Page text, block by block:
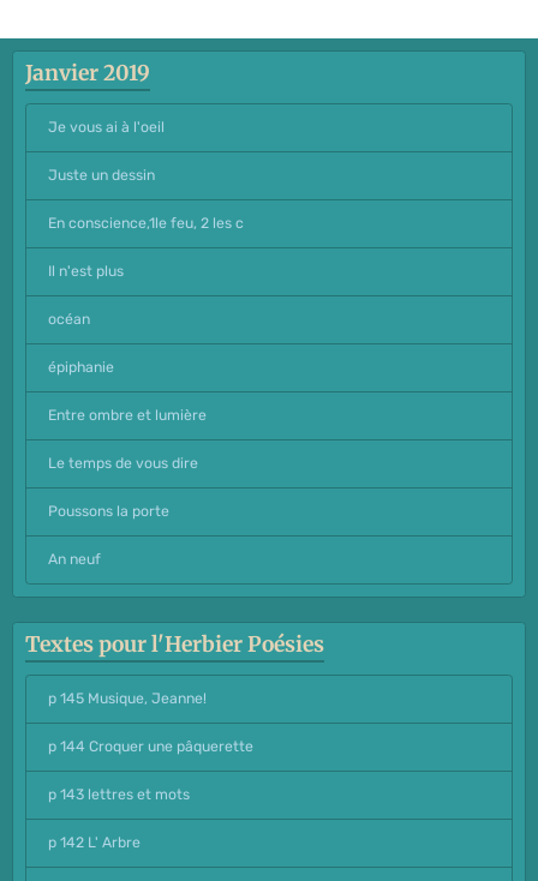
Janvier 2019
Je vous ai à l'oeil
Juste un dessin
En conscience,1le feu, 2 les c
Il n'est plus
océan
épiphanie
Entre ombre et lumière
Le temps de vous dire
Poussons la porte
An neuf
Textes pour l'Herbier Poésies
p 145 Musique, Jeanne!
p 144 Croquer une pâquerette
p 143 lettres et mots
p 142 L' Arbre